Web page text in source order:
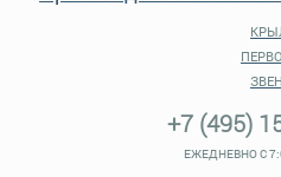
+7 (495)
ЕЖЕДНЕВНО С